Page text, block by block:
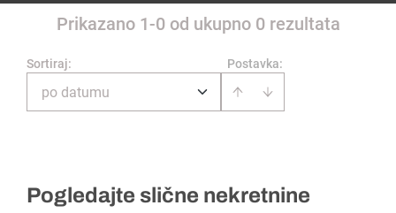
Prikazano 1-0 od ukupno 0 rezultata
Postavka:
Sortiraj:
po datumu
Pogledajte slične nekretnine